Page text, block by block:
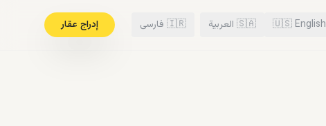
🇺🇸 English
🇸🇦 العربية 🇮🇷 فارسی إدراج عقار